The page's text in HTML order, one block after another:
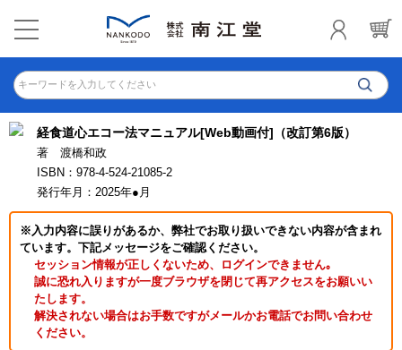
キーワードを入力してください
経食道心エコー法マニュアル[Web動画付]（改訂第6版）
著 渡橋和政
ISBN：978-4-524-21085-2
発行年月：2025年●月
※入力内容に誤りがあるか、弊社でお取り扱いできない内容が含まれ
ています。下記メッセージをご確認ください。
セッション情報が正しくないため、ログインできません｡
誠に恐れ入りますが一度ブラウザを閉じて再アクセスをお願いい
たします。
解決されない場合はお手数ですがメールかお電話でお問い合わせ
ください。